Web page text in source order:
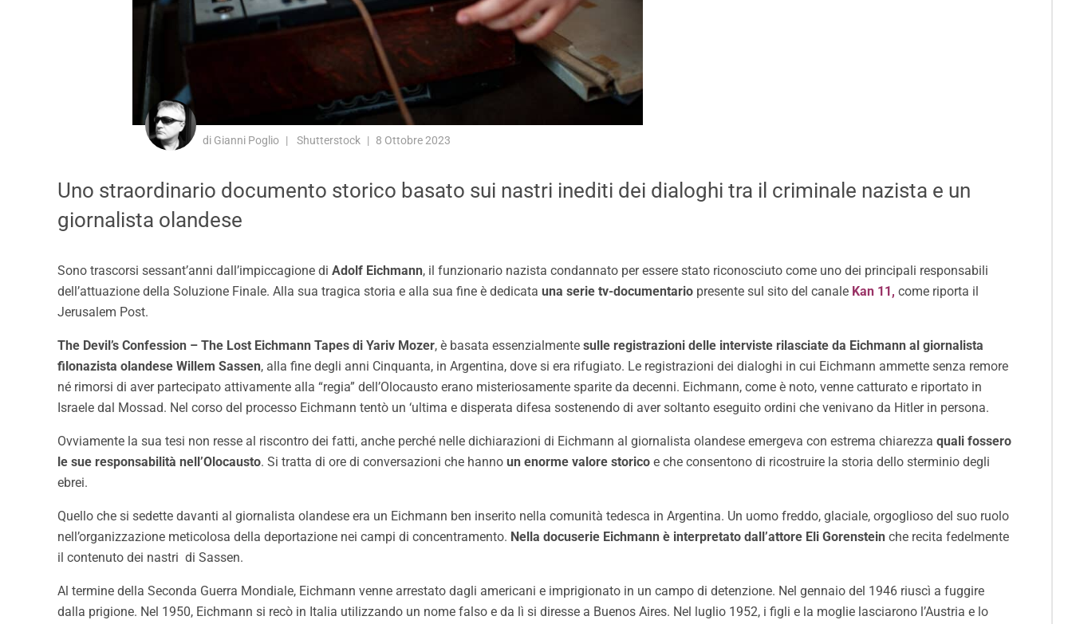
di Gianni Poglio Shutterstock 8 Ottobre 2023
Uno straordinario documento storico basato sui nastri inediti dei dialoghi tra il criminale nazista e un
giornalista olandese
Sono trascorsi sessant’anni dall’impiccagione di Adolf Eichmann, il funzionario nazista condannato per essere stato riconosciuto come uno dei principali responsabili
dell’attuazione della Soluzione Finale. Alla sua tragica storia e alla sua fine è dedicata una serie tv-documentario presente sul sito del canale Kan 11, come riporta il
Jerusalem Post.
The Devil’s Confession – The Lost Eichmann Tapes di Yariv Mozer, è basata essenzialmente sulle registrazioni delle interviste rilasciate da Eichmann al giornalista
filonazista olandese Willem Sassen, alla fine degli anni Cinquanta, in Argentina, dove si era rifugiato. Le registrazioni dei dialoghi in cui Eichmann ammette senza remore
né rimorsi di aver partecipato attivamente alla “regia” dell’Olocausto erano misteriosamente sparite da decenni. Eichmann, come è noto, venne catturato e riportato in
Israele dal Mossad. Nel corso del processo Eichmann tentò un ‘ultima e disperata difesa sostenendo di aver soltanto eseguito ordini che venivano da Hitler in persona.
Ovviamente la sua tesi non resse al riscontro dei fatti, anche perché nelle dichiarazioni di Eichmann al giornalista olandese emergeva con estrema chiarezza quali fossero
le sue responsabilità nell’Olocausto. Si tratta di ore di conversazioni che hanno un enorme valore storico e che consentono di ricostruire la storia dello sterminio degli
ebrei.
Quello che si sedette davanti al giornalista olandese era un Eichmann ben inserito nella comunità tedesca in Argentina. Un uomo freddo, glaciale, orgoglioso del suo ruolo
nell’organizzazione meticolosa della deportazione nei campi di concentramento. Nella docuserie Eichmann è interpretato dall’attore Eli Gorenstein che recita fedelmente
il contenuto dei nastri di Sassen.
Al termine della Seconda Guerra Mondiale, Eichmann venne arrestato dagli americani e imprigionato in un campo di detenzione. Nel gennaio del 1946 riuscì a fuggire
dalla prigione. Nel 1950, Eichmann si recò in Italia utilizzando un nome falso e da lì si diresse a Buenos Aires. Nel luglio 1952, i figli e la moglie lasciarono l’Austria e lo